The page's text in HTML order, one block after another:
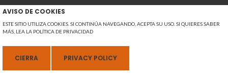
AVISO DE COOKIES
ESTE SITIO UTILIZA COOKIES. SI CONTINÚA NAVEGANDO, ACEPTA SU USO. SI QUIERES SABER
MÁS, LEA LA POLÍTICA DE PRIVACIDAD
CIERRA PRIVACY POLICY